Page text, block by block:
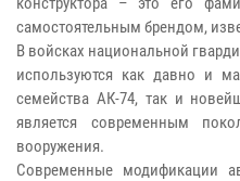
самостоятельным брендом,
В войсках национальной
используются как давно и
семейства АК-74, так и
является современным
вооружения.
Современные модификации